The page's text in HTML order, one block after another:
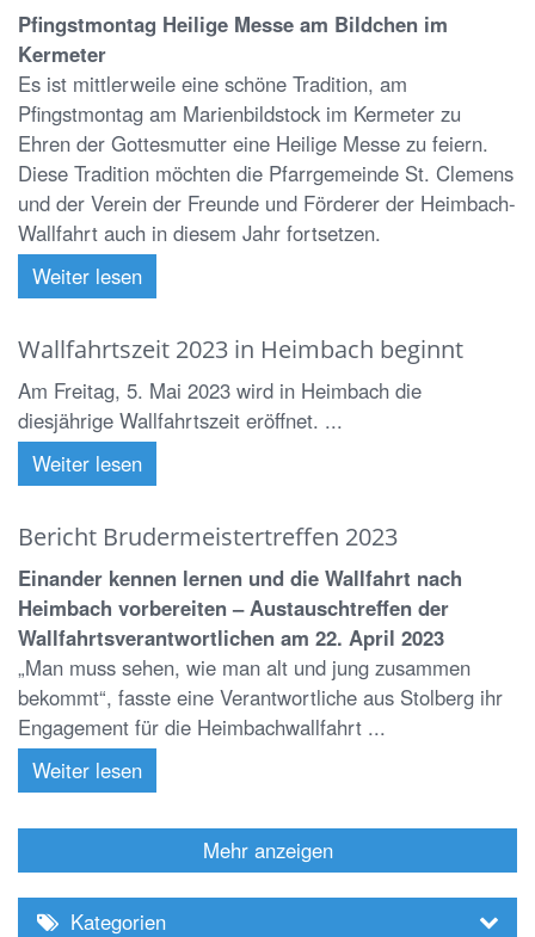
Pfingstmontag Heilige Messe am Bildchen im
Kermeter
Es ist mittlerweile eine schöne Tradition, am
Pfingstmontag am Marienbildstock im Kermeter zu
Ehren der Gottesmutter eine Heilige Messe zu feiern.
Diese Tradition möchten die Pfarrgemeinde St. Clemens
und der Verein der Freunde und Förderer der Heimbach-
Wallfahrt auch in diesem Jahr fortsetzen.
Weiter lesen
Wallfahrtszeit 2023 in Heimbach beginnt
Am Freitag, 5. Mai 2023 wird in Heimbach die
diesjährige Wallfahrtszeit eröffnet. ...
Weiter lesen
Bericht Brudermeistertreffen 2023
Einander kennen lernen und die Wallfahrt nach
Heimbach vorbereiten – Austauschtreffen der
Wallfahrtsverantwortlichen am 22. April 2023
„Man muss sehen, wie man alt und jung zusammen
bekommt“, fasste eine Verantwortliche aus Stolberg ihr
Engagement für die Heimbachwallfahrt ...
Weiter lesen
Mehr anzeigen
Kategorien